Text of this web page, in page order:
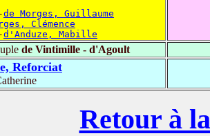
de Morges, Guillaume
Clémence
d'Anduze, Mabille
de Vintimille - d'Agoult
Reforciat
Retour à